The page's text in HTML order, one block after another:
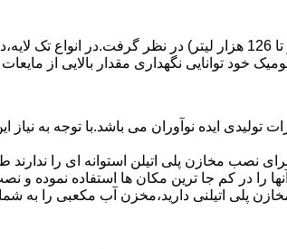
توانایی نگهداری مقدار بالایی از مایعات با
30 هزار لیتر نیز از دیگر افتخارات تولیدی ایده
نصب مخازن پلی اتیلن استوانه ای را
را در کم جا ترین مکان ها استفاده نموده و
اتیلنی دارید،مخزن آب مکعبی را به شما